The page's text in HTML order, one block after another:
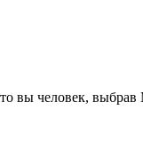
вы человек, выбрав